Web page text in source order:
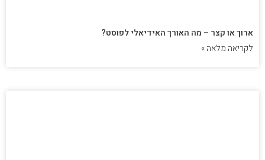
ארוך או קצר – מה האורך האידיאלי לפוסט?
לקריאה מלאה »